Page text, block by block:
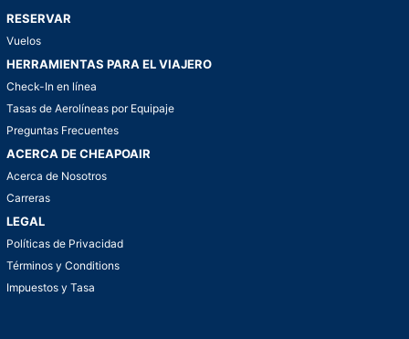
RESERVAR
Vuelos
HERRAMIENTAS PARA EL VIAJERO
Check-In en línea
Tasas de Aerolíneas por Equipaje
Preguntas Frecuentes
ACERCA DE CHEAPOAIR
Acerca de Nosotros
Carreras
LEGAL
Políticas de Privacidad
Términos y Conditions
Impuestos y Tasa